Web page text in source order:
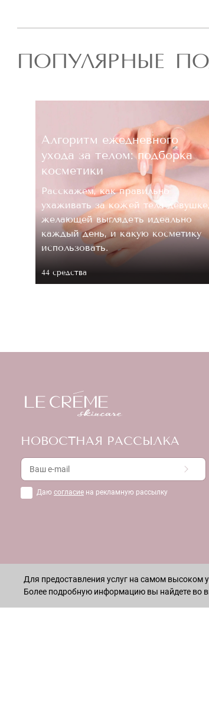
ПОПУЛЯРНЫЕ
Алгоритм ежедневного
ухода за телом: подборка
косметики
Расскажем, как правильно
ухаживать за кожей тела девушке,
желающей выглядеть идеально
каждый день, и какую косметику
использовать.
44 средствa
НОВОСТНАЯ РАССЫЛКА
Даю согласие на рекламную рассылку
ОСТАВАЙТЕСЬ НА СВЯЗИ!
Для предоставления услуг на самом высоком
Более подробную информацию вы найдете во